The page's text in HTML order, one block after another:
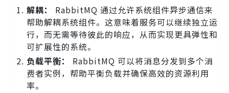
解耦：
RabbitMQ 通过允许系统组件异步通信来
帮助解耦系统组件。这意味着服务可以继续独立运
行，而无需等待彼此的响应，从而实现更具弹性和
可扩展性的系统。
负载平衡：
RabbitMQ 可以将消息分发到多个消
费者实例，帮助平衡负载并确保高效的资源利用
率。